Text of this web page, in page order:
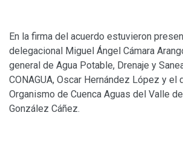
En la firma del acuerdo estuvieron
delegacional Miguel Ángel Cámara
general de Agua Potable, Drenaje y
CONAGUA, Oscar Hernández López y
Organismo de Cuenca Aguas del Valle
González Cáñez.